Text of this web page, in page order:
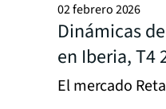
02 febrero 2026
Dinámicas
en Iberia, T4
El mercado